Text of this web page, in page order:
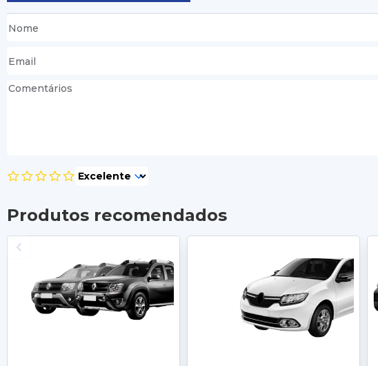
Produtos recomendados